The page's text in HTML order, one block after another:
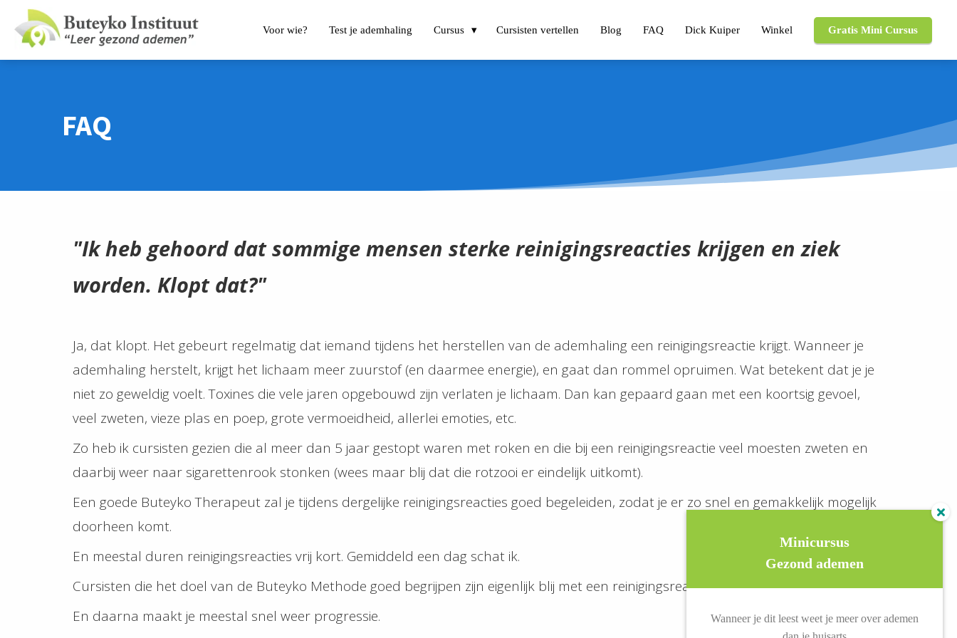
Voor wie? Test je ademhaling Cursus Cursisten vertellen Blog FAQ Dick Kuiper Winkel Gratis Mini Cursus
FAQ
"Ik heb gehoord dat sommige mensen sterke reinigingsreacties krijgen en ziek
worden. Klopt dat?"
Ja, dat klopt. Het gebeurt regelmatig dat iemand tijdens het herstellen van de ademhaling een reinigingsreactie krijgt. Wanneer je
ademhaling herstelt, krijgt het lichaam meer zuurstof (en daarmee energie), en gaat dan rommel opruimen. Wat betekent dat je je
niet zo geweldig voelt. Toxines die vele jaren opgebouwd zijn verlaten je lichaam. Dan kan gepaard gaan met een koortsig gevoel,
veel zweten, vieze plas en poep, grote vermoeidheid, allerlei emoties, etc.
Zo heb ik cursisten gezien die al meer dan 5 jaar gestopt waren met roken en die bij een reinigingsreactie veel moesten zweten en
daarbij weer naar sigarettenrook stonken (wees maar blij dat die rotzooi er eindelijk uitkomt).
Een goede Buteyko Therapeut zal je tijdens dergelijke reinigingsreacties goed begeleiden, zodat je er zo snel en gemakkelijk mogelijk
doorheen komt.
En meestal duren reinigingsreacties vrij kort. Gemiddeld een dag schat ik.
Cursisten die het doel van de Buteyko Methode goed begrijpen zijn eigenlijk blij met een reinigingsreactie.
En daarna maakt je meestal snel weer progressie.
Minicursus
Gezond ademen
Wanneer je dit leest weet je meer over ademen